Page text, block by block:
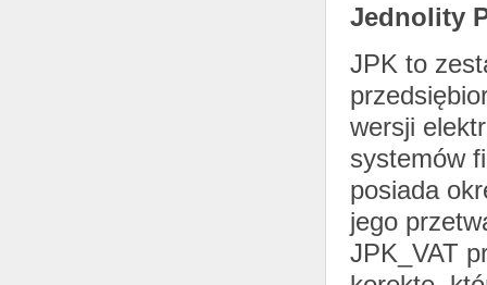
Jednolity
JPK to
wersji
systemów
posiada
jego
JPK_VAT